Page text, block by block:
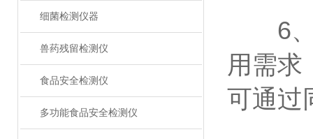
细菌检测仪器
兽药残留检测仪
食品安全检测仪
多功能食品安全检测仪
6、
用需求
可通过